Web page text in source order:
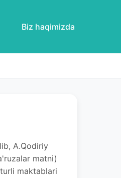
Biz haqimizda
A.Qodiriy
matni)
maktablari